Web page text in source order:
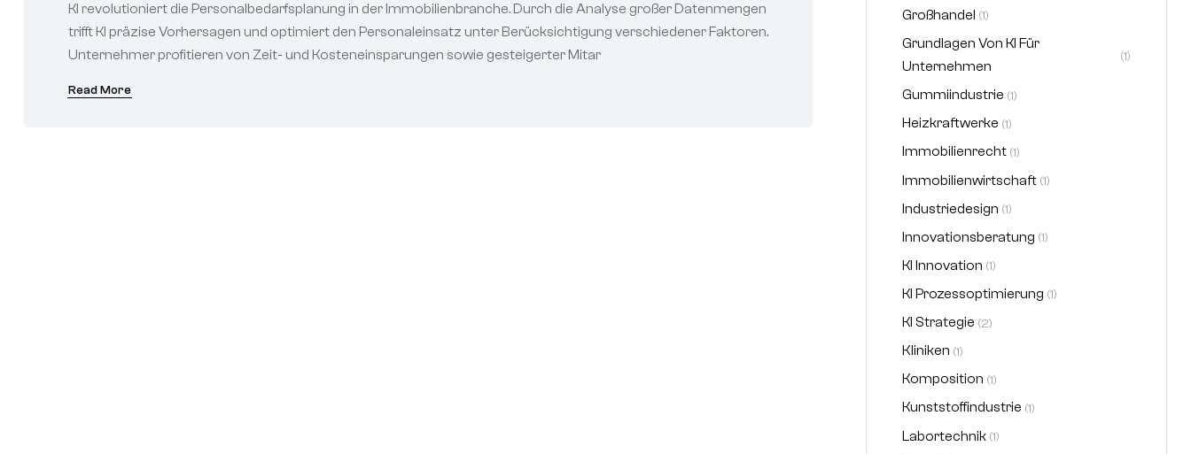
KI revolutioniert die Personalbedarfsplanung in der Immobilienbranche. Durch die Analyse großer Datenmengen
trifft KI präzise Vorhersagen und optimiert den Personaleinsatz unter Berücksichtigung verschiedener Faktoren.
Unternehmer profitieren von Zeit- und Kosteneinsparungen sowie gesteigerter Mitar
Read More
Großhandel (1)
Grundlagen Von KI Für
Unternehmen
(1)
Gummiindustrie (1)
Heizkraftwerke (1)
Immobilienrecht (1)
Immobilienwirtschaft (1)
Industriedesign (1)
Innovationsberatung (1)
KI Innovation (1)
KI Prozessoptimierung (1)
KI Strategie (2)
Kliniken (1)
Komposition (1)
Kunststoffindustrie (1)
Labortechnik (1)